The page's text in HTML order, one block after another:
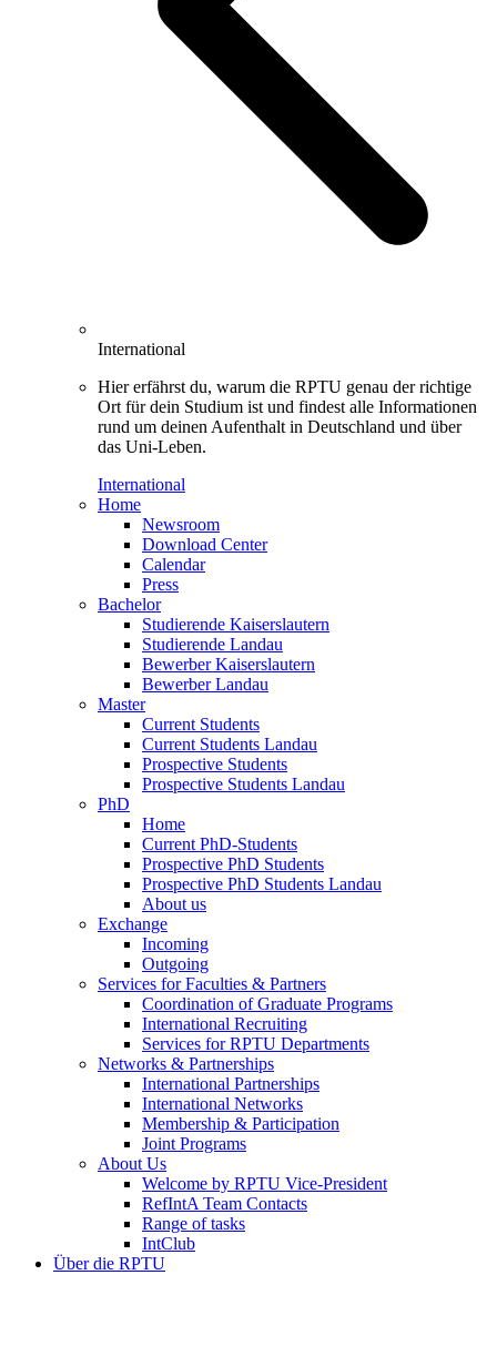
International
Hier erfährst du, warum die RPTU genau der richtige
Ort für dein Studium ist und findest alle Informationen
rund um deinen Aufenthalt in Deutschland und über
das Uni-Leben.
International
Home
Newsroom
Download Center
Calendar
Press
Bachelor
Studierende Kaiserslautern
Studierende Landau
Bewerber Kaiserslautern
Bewerber Landau
Master
Current Students
Current Students Landau
Prospective Students
Prospective Students Landau
PhD
Home
Current PhD-Students
Prospective PhD Students
Prospective PhD Students Landau
About us
Exchange
Incoming
Outgoing
Services for Faculties & Partners
Coordination of Graduate Programs
International Recruiting
Services for RPTU Departments
Networks & Partnerships
International Partnerships
International Networks
Membership & Participation
Joint Programs
About Us
Welcome by RPTU Vice-President
RefIntA Team Contacts
Range of tasks
IntClub
Über die RPTU